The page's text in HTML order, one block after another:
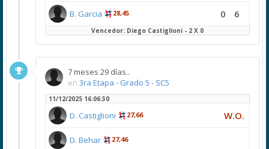
B. Garcia 28,45 0 6
Vencedor: Diego Castiglioni - 2 X 0
7 meses 29 días..
en 3ra Etapa - Grado 5 - SC5
11/12/2025 16:06:30
D. Castiglioni 27,66 W.O.
D. Behar 27,46